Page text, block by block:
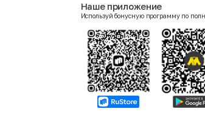
Женский
Согласие на получение чеков по электронной
Наше приложение
Используй бонусную программу по